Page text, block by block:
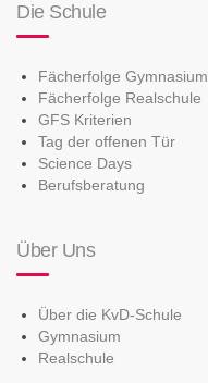
Die Schule
Fächerfolge Gymnasium
Fächerfolge Realschule
GFS Kriterien
Tag der offenen Tür
Science Days
Berufsberatung
Über Uns
Über die KvD-Schule
Gymnasium
Realschule